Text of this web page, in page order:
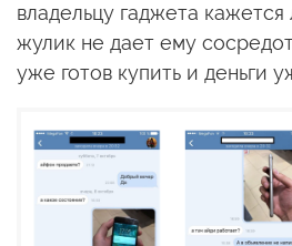
владельцу гаджета
жулик не дает ему
уже готов купить и деньги